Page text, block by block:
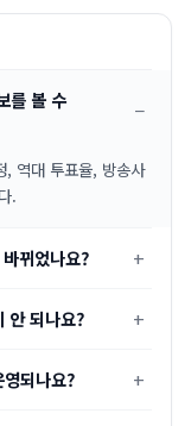
를 볼 수
, 역대 투표율, 방송사
.
뀌었나요?
안 되나요?
되나요?